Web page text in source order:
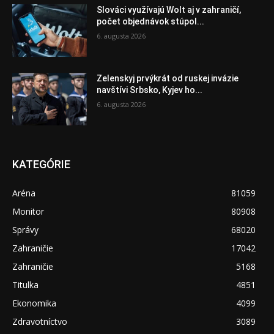
Slováci využívajú Wolt aj v zahraničí,
počet objednávok stúpol...
6. augusta 2026
Zelenskyj prvýkrát od ruskej invázie
navštívi Srbsko, Kyjev ho...
6. augusta 2026
KATEGÓRIE
Aréna
81059
Monitor
80908
Správy
68020
Zahraničie
17042
Zahraničie
5168
Titulka
4851
Ekonomika
4099
Zdravotníctvo
3089